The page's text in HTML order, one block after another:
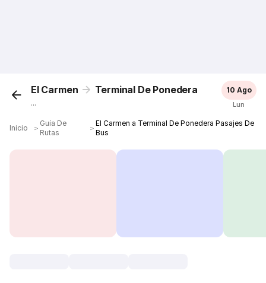
El Carmen Terminal De Ponedera
...
10 Ago
Lun
Inicio ＞
Guía De
Rutas
＞
El Carmen a Terminal De Ponedera Pasajes De
Bus